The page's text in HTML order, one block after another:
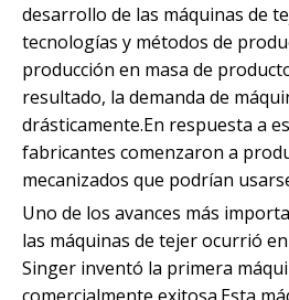
desarrollo de las máquinas de
tecnologías y métodos de
producción en masa de
resultado, la demanda de
drásticamente.En respuesta a
fabricantes comenzaron a
mecanizados que podrían
Uno de los avances más
las máquinas de tejer ocurrió
Singer inventó la primera
comercialmente exitosa.Esta